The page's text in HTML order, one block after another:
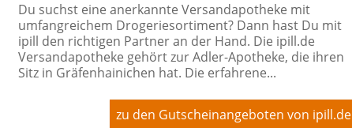
Du suchst eine anerkannte Versandapotheke mit
umfangreichem Drogeriesortiment? Dann hast Du mit
ipill den richtigen Partner an der Hand. Die ipill.de
Versandapotheke gehört zur Adler-Apotheke, die ihren
Sitz in Gräfenhainichen hat. Die erfahrene...
zu den Gutscheinangeboten von ipill.de